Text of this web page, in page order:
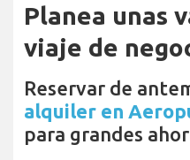
Planea unas
viaje de
Reservar de
alquiler en
para grandes